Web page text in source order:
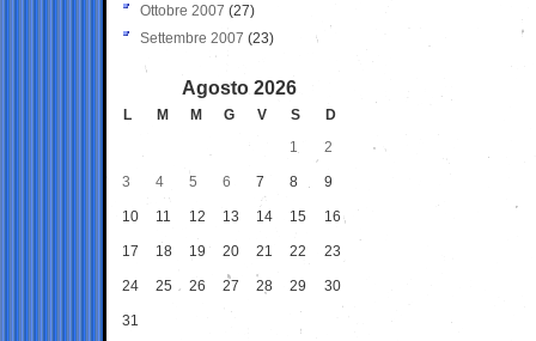
Ottobre 2007 (27)
Settembre 2007 (23)
Agosto 2026
L M M G V S
D
1
2
3 4 5 6 7 8 9
10 11 12 13 14 15 16
17 18 19 20 21 22 23
24 25 26 27 28 29 30
31